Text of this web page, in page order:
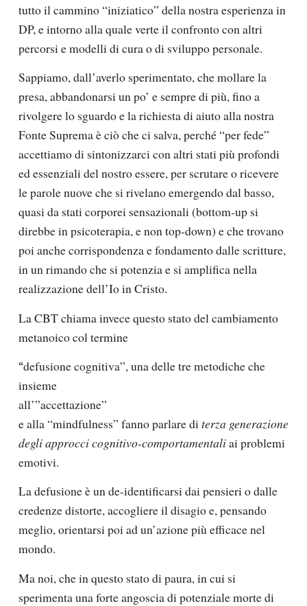
tutto il cammino “iniziatico” della nostra esperienza in
DP, e intorno alla quale verte il confronto con altri
percorsi e modelli di cura o di sviluppo personale.
Sappiamo, dall’averlo sperimentato, che mollare la
presa, abbandonarsi un po’ e sempre di più, fino a
rivolgere lo sguardo e la richiesta di aiuto alla nostra
Fonte Suprema è ciò che ci salva, perché “per fede”
accettiamo di sintonizzarci con altri stati più profondi
ed essenziali del nostro essere, per scrutare o ricevere
le parole nuove che si rivelano emergendo dal basso,
quasi da stati corporei sensazionali (bottom-up si
direbbe in psicoterapia, e non top-down) e che trovano
poi anche corrispondenza e fondamento dalle scritture,
in un rimando che si potenzia e si amplifica nella
realizzazione dell’Io in Cristo.
La CBT chiama invece questo stato del cambiamento
metanoico col termine
“defusione cognitiva”, una delle tre metodiche che
insieme
all’”accettazione”
e alla “mindfulness” fanno parlare diterza generazione
degli approcci cognitivo-comportamentaliai problemi
emotivi.
La defusione è un de-identificarsi dai pensieri o dalle
credenze distorte, accogliere il disagio e, pensando
meglio, orientarsi poi ad un’azione più efficace nel
mondo.
Ma noi, che in questo stato di paura, in cui si
sperimenta una forte angoscia di potenziale morte di